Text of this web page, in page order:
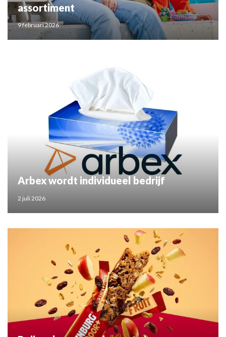
assortiment
9 februari 2026
Arbex wordt individueel bedrijf
2 juli 2026